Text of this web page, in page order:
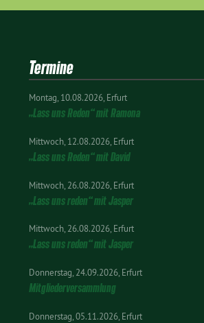
Termine
Montag 10.08.2026 Erfurt
„Lass uns Reden“ mit Ramona
Mittwoch 12.08.2026 Erfurt
„Lass uns Reden“ mit David
Mittwoch 26.08.2026 Erfurt
„Lass uns reden“ mit Jasper
Mittwoch 26.08.2026 Erfurt
„Lass uns reden“ mit Jasper
Donnerstag 24.09.2026 Erfurt
Mitgliederversammlung
Donnerstag 05.11.2026 Erfurt